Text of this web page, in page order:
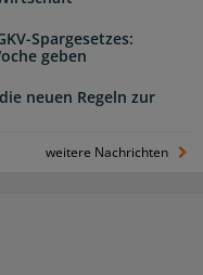
Spargesetzes:
geben
neuen Regeln zur
weitere Nachrichten